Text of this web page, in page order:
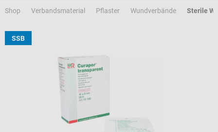
Shop Verbandsmaterial Pflaster Wundverbände Sterile
SSB